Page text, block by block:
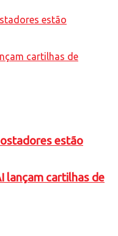
estão
lançam cartilhas de